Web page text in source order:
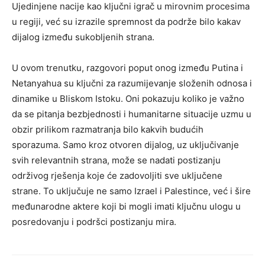
Ujedinjene nacije kao ključni igrač u mirovnim procesima
u regiji, već su izrazile spremnost da podrže bilo kakav
dijalog između sukobljenih strana.
U ovom trenutku, razgovori poput onog između Putina i
Netanyahua su ključni za razumijevanje složenih odnosa i
dinamike u Bliskom Istoku. Oni pokazuju koliko je važno
da se pitanja bezbjednosti i humanitarne situacije uzmu u
obzir prilikom razmatranja bilo kakvih budućih
sporazuma. Samo kroz otvoren dijalog, uz uključivanje
svih relevantnih strana, može se nadati postizanju
održivog rješenja koje će zadovoljiti sve uključene
strane. To uključuje ne samo Izrael i Palestince, već i šire
međunarodne aktere koji bi mogli imati ključnu ulogu u
posredovanju i podršci postizanju mira.